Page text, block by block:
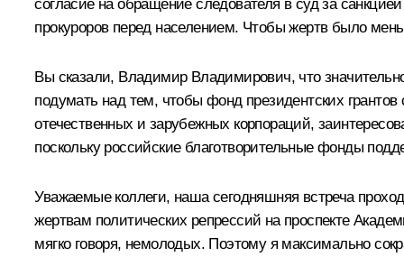
согласие на обращение следователя в суд за
прокуроров перед населением. Чтобы жертв было
Вы сказали, Владимир Владимирович, что
подумать над тем, чтобы фонд президентских
отечественных и зарубежных корпораций,
поскольку российские благотворительные фонды
Уважаемые коллеги, наша сегодняшняя встреча
жертвам политических репрессий на проспекте
мягко говоря, немолодых. Поэтому я максимально